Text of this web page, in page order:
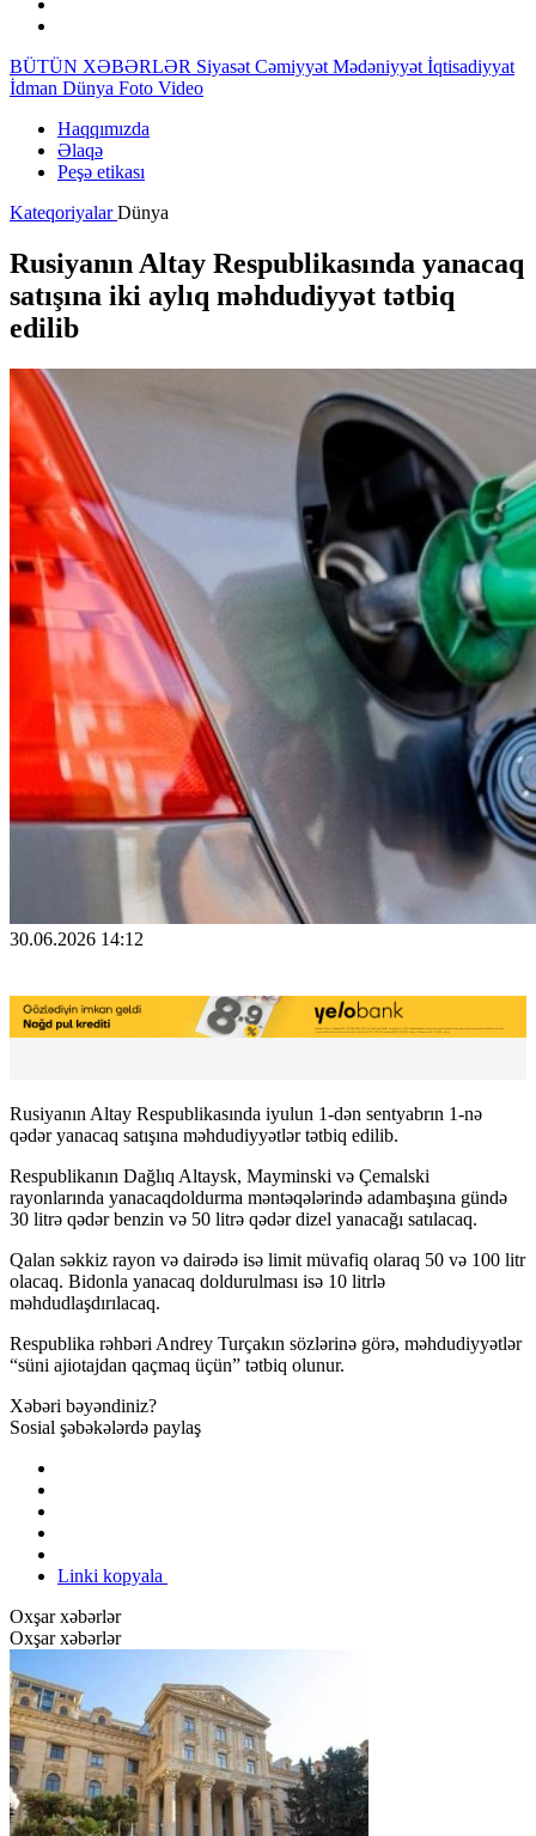
BÜTÜN XƏBƏRLƏR Siyasət Cəmiyyət Mədəniyyət İqtisadiyyat
İdman Dünya Foto Video
Haqqımızda
Əlaqə
Peşə etikası
KateqoriyalarDünya
Rusiyanın Altay Respublikasında yanacaq
satışına iki aylıq məhdudiyyət tətbiq
edilib
30.06.2026 14:12
Rusiyanın Altay Respublikasında iyulun 1-dən sentyabrın 1-nə
qədər yanacaq satışına məhdudiyyətlər tətbiq edilib.
Respublikanın Dağlıq Altaysk, Mayminski və Çemalski
rayonlarında yanacaqdoldurma məntəqələrində adambaşına gündə
30 litrə qədər benzin və 50 litrə qədər dizel yanacağı satılacaq.
Qalan səkkiz rayon və dairədə isə limit müvafiq olaraq 50 və 100 litr
olacaq. Bidonla yanacaq doldurulması isə 10 litrlə
məhdudlaşdırılacaq.
Respublika rəhbəri Andrey Turçakın sözlərinə görə, məhdudiyyətlər
“süni ajiotajdan qaçmaq üçün” tətbiq olunur.
Xəbəri bəyəndiniz?
Sosial şəbəkələrdə paylaş
Linki kopyala
Oxşar xəbərlər
Oxşar xəbərlər